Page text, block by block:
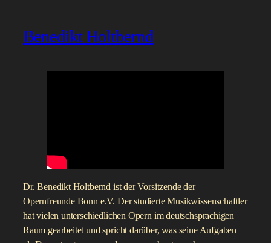
Benedikt Holtbernd
Dr. Benedikt Holtbernd ist der Vorsitzende der
Opernfreunde Bonn e.V. Der studierte Musikwissenschaftler
hat vielen unterschiedlichen Opern im deutschsprachigen
Raum gearbeitet und spricht darüber, was seine Aufgaben